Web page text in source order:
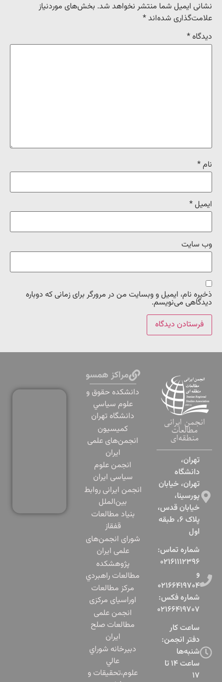
نشانی ایمیل شما منتشر نخواهد شد. بخش‌های موردنیاز
علامت‌گذاری شده‌اند*
دیدگاه*
نام*
ایمیل*
وب‌ سایت
ذخیره نام، ایمیل و وبسایت من در مرورگر برای زمانی که دوباره
دیدگاهی می‌نویسم.
انجمن ایرانی
مطالعات
منطقه‌ای
تهران،
دانشگاه
تهران، خیابان
پورسینا،
خیابان قدس،
پلاک ۶، طبقه
اول​
شماره تماس:
۰۲۱۶۱۱۱۲۳۹۶
و
۰۲۱۶۶۴۱۹۷۰۴
شماره فکس:
۰۲۱۶۶۴۱۹۷۰۷
ساعت کار
دفتر انجمن:
شنبه‌ها
ساعت ۱۴ تا
۱۷
مراکز همسو
دانشكده حقوق و
علوم سياسي
دانشگاه تهران
کمیسیون
انجمن‌های علمی
ایران
انجمن علوم
سیاسی ایران
انجمن ایرانی روابط
بین‌الملل
بنياد مطالعات
قفقاز
شورای انجمن‌های
علمی ایران
پژوهشكده
مطالعات راهبردي
مرکز مطالعات
اوراسیای مرکزی
انجمن علمی
مطالعات صلح
ایران
دبيرخانه شوراي
عالي
علوم،‌تحقيقات و